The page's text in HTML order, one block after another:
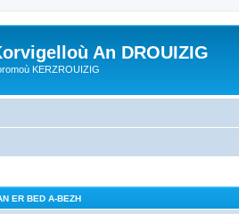
An DROUIZIG
KERZROUIZIG
ER BED A-BEZH